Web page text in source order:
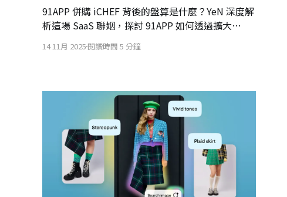
91APP 併購 iCHEF 背後的盤算是什麼？YeN 深度解
析這場 SaaS 聯姻，探討 91APP 如何透過擴大
TAM（市場規模）與整合餐飲數據，突破估值天花
板，並可能正在為未來的「策略性退場」佈局。
14 11月 2025 閱讀時間 5 分鐘